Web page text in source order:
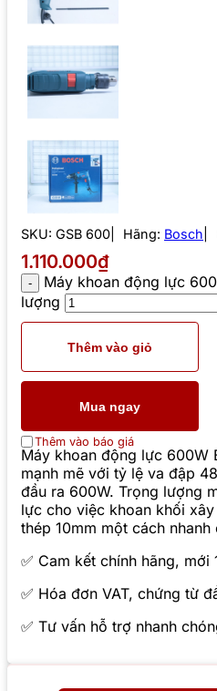
SKU: GSB 600 Hãng: Bosch
1.110.000₫
Máy khoan động lực
lượng
Thêm vào giỏ
Mua ngay
Thêm vào báo giá
Máy khoan động lực 600W
mạnh mẽ với tỷ lệ va đập
đầu ra 600W. Trọng lượng
lực cho việc khoan khối
thép 10mm một cách
✅ Cam kết chính hãng, mới
✅ Hóa đơn VAT, chứng từ
✅ Tư vấn hỗ trợ nhanh